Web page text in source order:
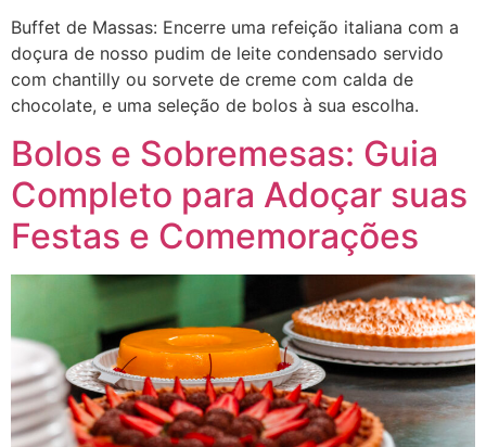
Buffet de Massas: Encerre uma refeição italiana com a
doçura de nosso pudim de leite condensado servido
com chantilly ou sorvete de creme com calda de
chocolate, e uma seleção de bolos à sua escolha.
Bolos e Sobremesas: Guia
Completo para Adoçar suas
Festas e Comemorações